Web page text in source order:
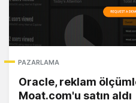
PAZARLAMA
Oracle, reklam
Moat.com'u satın aldı